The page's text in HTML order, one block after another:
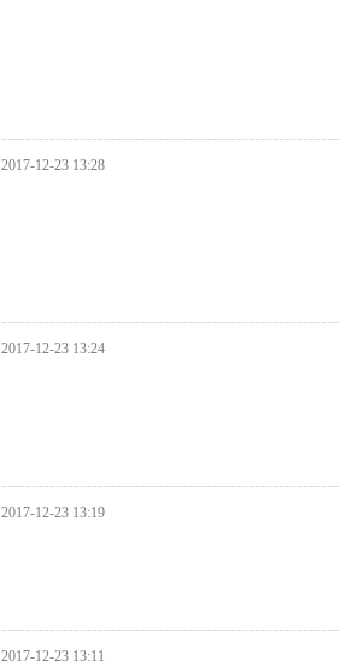
2017-12-23 13:28
2017-12-23 13:24
2017-12-23 13:19
2017-12-23 13:11